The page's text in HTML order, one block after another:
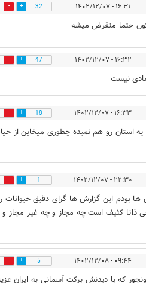
۱۶:۳۱ - ۱۴۰۲/۱۲/۰۷ 32
حتما منقرض میشه
۱۶:۳۲ - ۱۴۰۲/۱۲/۰۷ 47
نیست
۱۶:۳۳ - ۱۴۰۲/۱۲/۰۷ 18
استان رو هم نمیده چطوری میخاین از
۲۲:۳۰ - ۱۴۰۲/۱۲/۰۷ 1
بودم این گزارش ها گرای دقیق حیوانات
ذاتا کثیف است چه مجاز و چه غیر مجاز و
۰۹:۴۴ - ۱۴۰۲/۱۲/۰۸ 5
که با دیدنش برکت آسمانی به ایران